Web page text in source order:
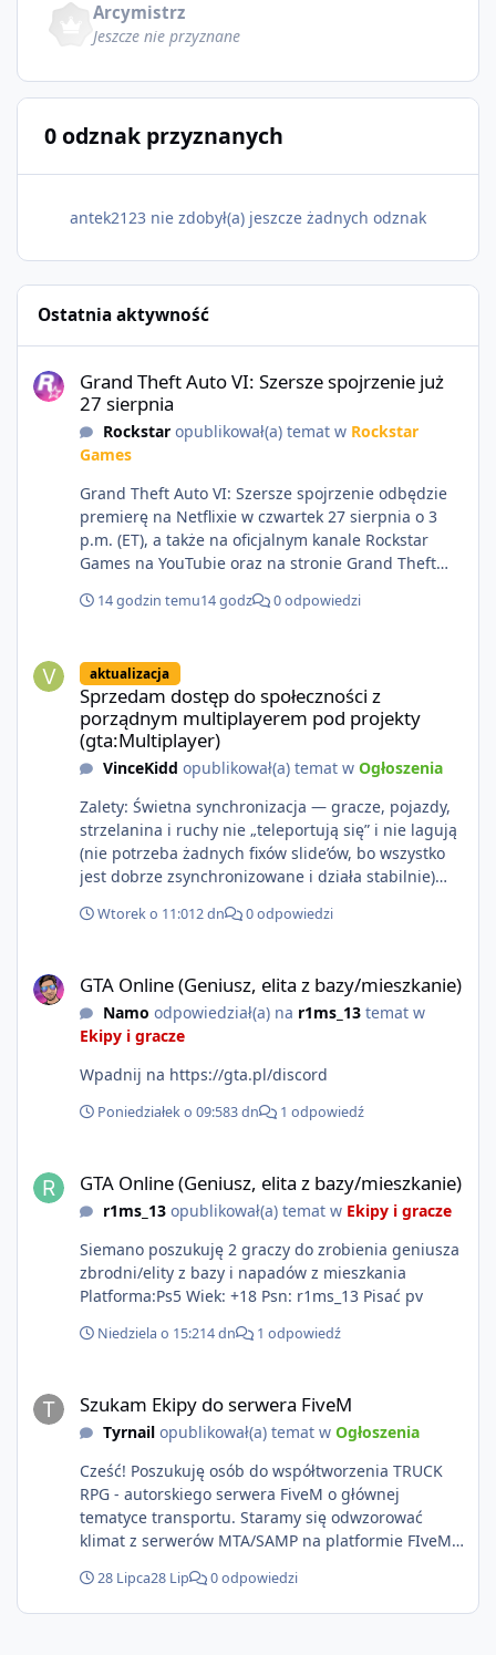
Arcymistrz
Jeszcze nie przyznane
0 odznak przyznanych
antek2123 nie zdobył(a) jeszcze żadnych odznak
Ostatnia aktywność
Grand Theft Auto VI: Szersze spojrzenie już
27 sierpnia
Rockstaropublikował(a) temat w Rockstar
Games
Grand Theft Auto VI: Szersze spojrzenie odbędzie
premierę na Netflixie w czwartek 27 sierpnia o 3
p.m. (ET), a także na oficjalnym kanale Rockstar
Games na YouTubie oraz na stronie Grand Theft
https://netflix.com/GTAVI Grand Theft Auto VI
https://www.rockstargames.com/VI.
14 godzin temu14 godz 0 odpowiedzi
aktualizacja
Sprzedam dostęp do społeczności z
porządnym multiplayerem pod projekty
(gta:Multiplayer)
VinceKidd opublikował(a) temat w Ogłoszenia
Zalety: Świetna synchronizacja — gracze, pojazdy,
strzelanina i ruchy nie „teleportują się” i nie lagują
(nie potrzeba żadnych fixów slide’ów, bo wszystko
jest dobrze zsynchronizowane i działa stabilnie)
poziomie multiplayera Wygodne pisanie własnych
Kontakt: Discord — vincekidd Telegram —
xvincekidd Wideo demonstracyjne:
https://youtu.be/8IrdoG8iFz4
Wtorek o 11:012 dn 0 odpowiedzi
GTA Online (Geniusz, elita z bazy/mieszkanie)
Namo odpowiedział(a) na r1ms_13temat w
Ekipy i gracze
Wpadnij na https://gta.pl/discord
Poniedziałek o 09:583 dn 1 odpowiedź
GTA Online (Geniusz, elita z bazy/mieszkanie)
r1ms_13opublikował(a) temat w Ekipy i gracze
Siemano poszukuję 2 graczy do zrobienia geniusza
zbrodni/elity z bazy i napadów z mieszkania
Platforma:Ps5 Wiek: +18 Psn: r1ms_13 Pisać pv
Niedziela o 15:214 dn 1 odpowiedź
Szukam Ekipy do serwera FiveM
Tyrnailopublikował(a) temat w Ogłoszenia
Cześć! Poszukuję osób do współtworzenia TRUCK
RPG - autorskiego serwera FiveM o głównej
tematyce transportu. Staramy się odwzorować
klimat z serwerów MTA/SAMP na platformie FIveM.
którzy chcą robić coś innego niż jeździć ciężarówką.
Projekt tworzony jest od podstaw z naciskiem na
28 Lipca28 Lip 0 odpowiedzi